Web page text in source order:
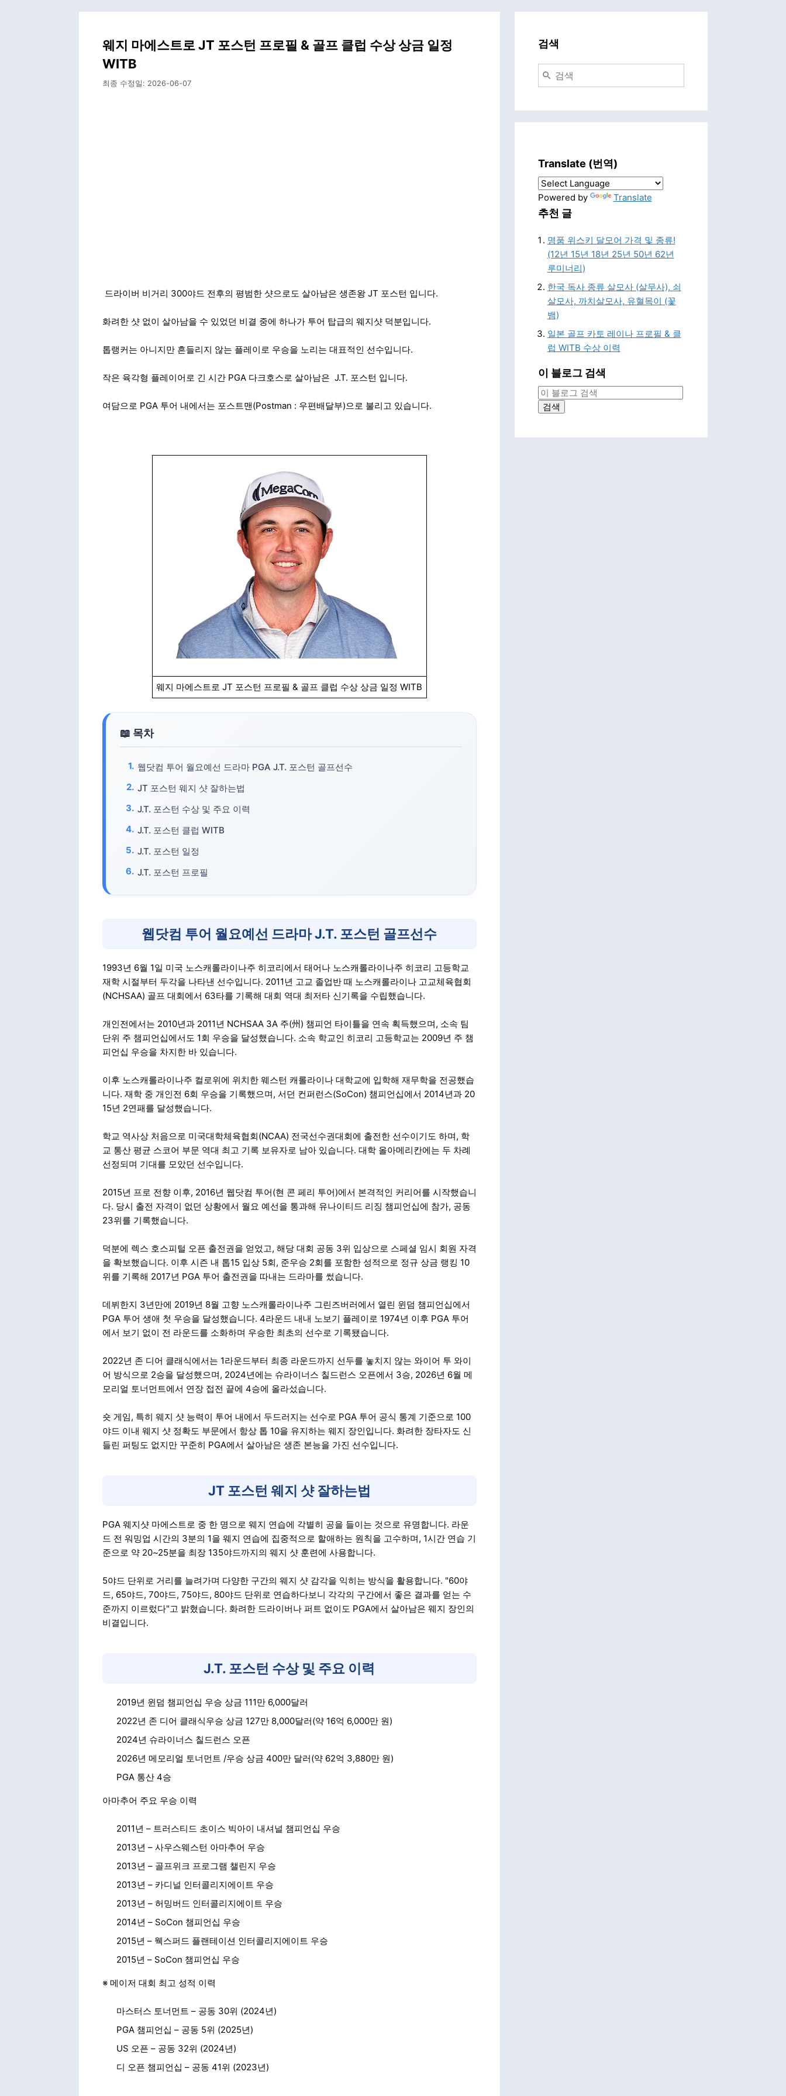
웨지 마에스트로 JT 포스턴 프로필 & 골프 클럽 수상 상금 일정
WITB
최종 수정일: 2026-06-07
드라이버 비거리 300야드 전후의 평범한 샷으로도 살아남은 생존왕 JT 포스턴 입니다.
화려한 샷 없이 살아남을 수 있었던 비결 중에 하나가 투어 탑급의 웨지샷 덕분입니다.
톱랭커는 아니지만 흔들리지 않는 플레이로 우승을 노리는 대표적인 선수입니다.
작은 육각형 플레이어로 긴 시간 PGA 다크호스로 살아남은 J.T. 포스턴 입니다.
여담으로 PGA 투어 내에서는 포스트맨(Postman : 우편배달부)으로 불리고 있습니다.
웨지 마에스트로 JT 포스턴 프로필 & 골프 클럽 수상 상금 일정 WITB
웹닷컴 투어 월요예선 드라마 PGA J.T. 포스턴 골프선수
JT 포스턴 웨지 샷 잘하는법
J.T. 포스턴 수상 및 주요 이력
J.T. 포스턴 클럽 WITB
J.T. 포스턴 일정
J.T. 포스턴 프로필
웹닷컴 투어 월요예선 드라마 J.T. 포스턴 골프선수
1993년 6월 1일 미국 노스캐롤라이나주 히코리에서 태어나 노스캐롤라이나주 히코리 고등학교
재학 시절부터 두각을 나타낸 선수입니다. 2011년 고교 졸업반 때 노스캐롤라이나 고교체육협회
(NCHSAA) 골프 대회에서 63타를 기록해 대회 역대 최저타 신기록을 수립했습니다.
개인전에서는 2010년과 2011년 NCHSAA 3A 주(州) 챔피언 타이틀을 연속 획득했으며, 소속 팀
단위 주 챔피언십에서도 1회 우승을 달성했습니다. 소속 학교인 히코리 고등학교는 2009년 주 챔
피언십 우승을 차지한 바 있습니다.
이후 노스캐롤라이나주 컬로위에 위치한 웨스턴 캐롤라이나 대학교에 입학해 재무학을 전공했습
니다. 재학 중 개인전 6회 우승을 기록했으며, 서던 컨퍼런스(SoCon) 챔피언십에서 2014년과 20
15년 2연패를 달성했습니다.
학교 역사상 처음으로 미국대학체육협회(NCAA) 전국선수권대회에 출전한 선수이기도 하며, 학
교 통산 평균 스코어 부문 역대 최고 기록 보유자로 남아 있습니다. 대학 올아메리칸에는 두 차례
선정되며 기대를 모았던 선수입니다.
2015년 프로 전향 이후, 2016년 웹닷컴 투어(현 콘 페리 투어)에서 본격적인 커리어를 시작했습니
다. 당시 출전 자격이 없던 상황에서 월요 예선을 통과해 유나이티드 리징 챔피언십에 참가, 공동
23위를 기록했습니다.
덕분에 렉스 호스피털 오픈 출전권을 얻었고, 해당 대회 공동 3위 입상으로 스페셜 임시 회원 자격
을 확보했습니다. 이후 시즌 내 톱15 입상 5회, 준우승 2회를 포함한 성적으로 정규 상금 랭킹 10
위를 기록해 2017년 PGA 투어 출전권을 따내는 드라마를 썼습니다.
데뷔한지 3년만에 2019년 8월 고향 노스캐롤라이나주 그린즈버러에서 열린 윈덤 챔피언십에서
PGA 투어 생애 첫 우승을 달성했습니다. 4라운드 내내 노보기 플레이로 1974년 이후 PGA 투어
에서 보기 없이 전 라운드를 소화하며 우승한 최초의 선수로 기록됐습니다.
2022년 존 디어 클래식에서는 1라운드부터 최종 라운드까지 선두를 놓치지 않는 와이어 투 와이
어 방식으로 2승을 달성했으며, 2024년에는 슈라이너스 칠드런스 오픈에서 3승, 2026년 6월 메
모리얼 토너먼트에서 연장 접전 끝에 4승에 올라섰습니다.
숏 게임, 특히 웨지 샷 능력이 투어 내에서 두드러지는 선수로 PGA 투어 공식 통계 기준으로 100
야드 이내 웨지 샷 정확도 부문에서 항상 톱 10을 유지하는 웨지 장인입니다. 화려한 장타자도 신
들린 퍼팅도 없지만 꾸준히 PGA에서 살아남은 생존 본능을 가진 선수입니다.
JT 포스턴 웨지 샷 잘하는법
PGA 웨지샷 마에스트로 중 한 명으로 웨지 연습에 각별히 공을 들이는 것으로 유명합니다. 라운
드 전 워밍업 시간의 3분의 1을 웨지 연습에 집중적으로 할애하는 원칙을 고수하며, 1시간 연습 기
준으로 약 20~25분을 최장 135야드까지의 웨지 샷 훈련에 사용합니다.
5야드 단위로 거리를 늘려가며 다양한 구간의 웨지 샷 감각을 익히는 방식을 활용합니다. "60야
드, 65야드, 70야드, 75야드, 80야드 단위로 연습하다보니 각각의 구간에서 좋은 결과를 얻는 수
준까지 이르렀다"고 밝혔습니다. 화려한 드라이버나 퍼트 없이도 PGA에서 살아남은 웨지 장인의
비결입니다.
J.T. 포스턴 수상 및 주요 이력
2019년 윈덤 챔피언십 우승 상금 111만 6,000달러
2022년 존 디어 클래식우승 상금 127만 8,000달러(약 16억 6,000만 원)
2024년 슈라이너스 칠드런스 오픈
2026년 메모리얼 토너먼트 /우승 상금 400만 달러(약 62억 3,880만 원)
PGA 통산 4승
아마추어 주요 우승 이력
2011년 – 트러스티드 초이스 빅아이 내셔널 챔피언십 우승
2013년 – 사우스웨스턴 아마추어 우승
2013년 – 골프위크 프로그램 챌린지 우승
2013년 – 카디널 인터콜리지에이트 우승
2013년 – 허밍버드 인터콜리지에이트 우승
2014년 – SoCon 챔피언십 우승
2015년 – 웩스퍼드 플랜테이션 인터콜리지에이트 우승
2015년 – SoCon 챔피언십 우승
※ 메이저 대회 최고 성적 이력
마스터스 토너먼트 – 공동 30위 (2024년)
PGA 챔피언십 – 공동 5위 (2025년)
US 오픈 – 공동 32위 (2024년)
디 오픈 챔피언십 – 공동 41위 (2023년)
검색
Translate (번역)
Powered by Translate
추천 글
명품 위스키 달모어 가격 및 종류!
(12년 15년 18년 25년 50년 62년
루미너리)
한국 독사 종류 살모사 (살무사), 쇠
살모사, 까치살모사, 유혈목이 (꽃
뱀)
일본 골프 카토 레이나 프로필 & 클
럽 WITB 수상 이력
이 블로그 검색